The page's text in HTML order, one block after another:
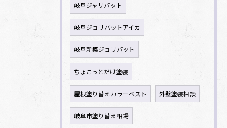
岐阜ジャリパット
岐阜ジョリパットアイカ
岐阜新築ジョリパット
ちょこっとだけ塗装
屋根塗り替えカラーベスト 外壁塗装相談
岐阜市塗り替え相場